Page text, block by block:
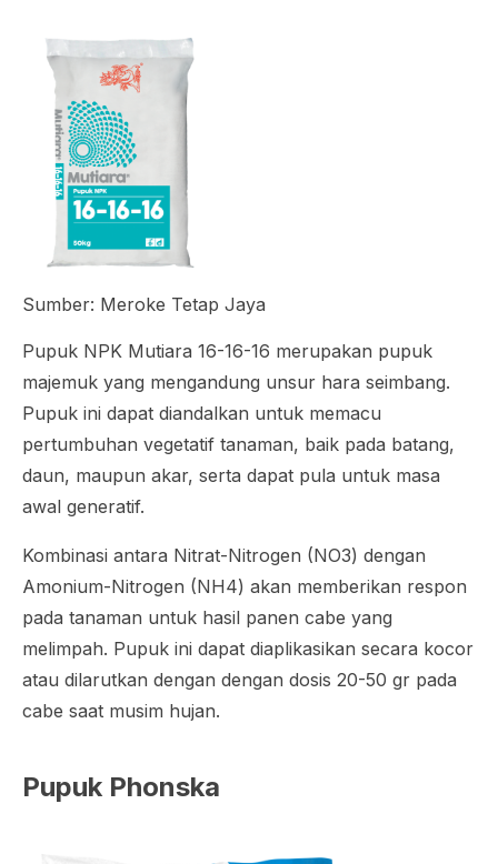
Sumber: Meroke Tetap Jaya
Pupuk NPK Mutiara 16-16-16 merupakan pupuk
majemuk yang mengandung unsur hara seimbang.
Pupuk ini dapat diandalkan untuk memacu
pertumbuhan vegetatif tanaman, baik pada batang,
daun, maupun akar, serta dapat pula untuk masa
awal generatif.
Kombinasi antara Nitrat-Nitrogen (NO3) dengan
Amonium-Nitrogen (NH4) akan memberikan respon
pada tanaman untuk hasil panen cabe yang
melimpah. Pupuk ini dapat diaplikasikan secara kocor
atau dilarutkan dengan dengan dosis 20-50 gr pada
cabe saat musim hujan.
Pupuk Phonska